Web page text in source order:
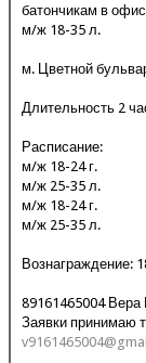
батончикам в
м/ж 18-35 л.
м. Цветной
Длительность 2
Расписание:
м/ж 18-24 г.
м/ж 25-35 л.
м/ж 18-24 г.
м/ж 25-35 л.
Вознаграждение:
89161465004 Вера
Заявки принимаю